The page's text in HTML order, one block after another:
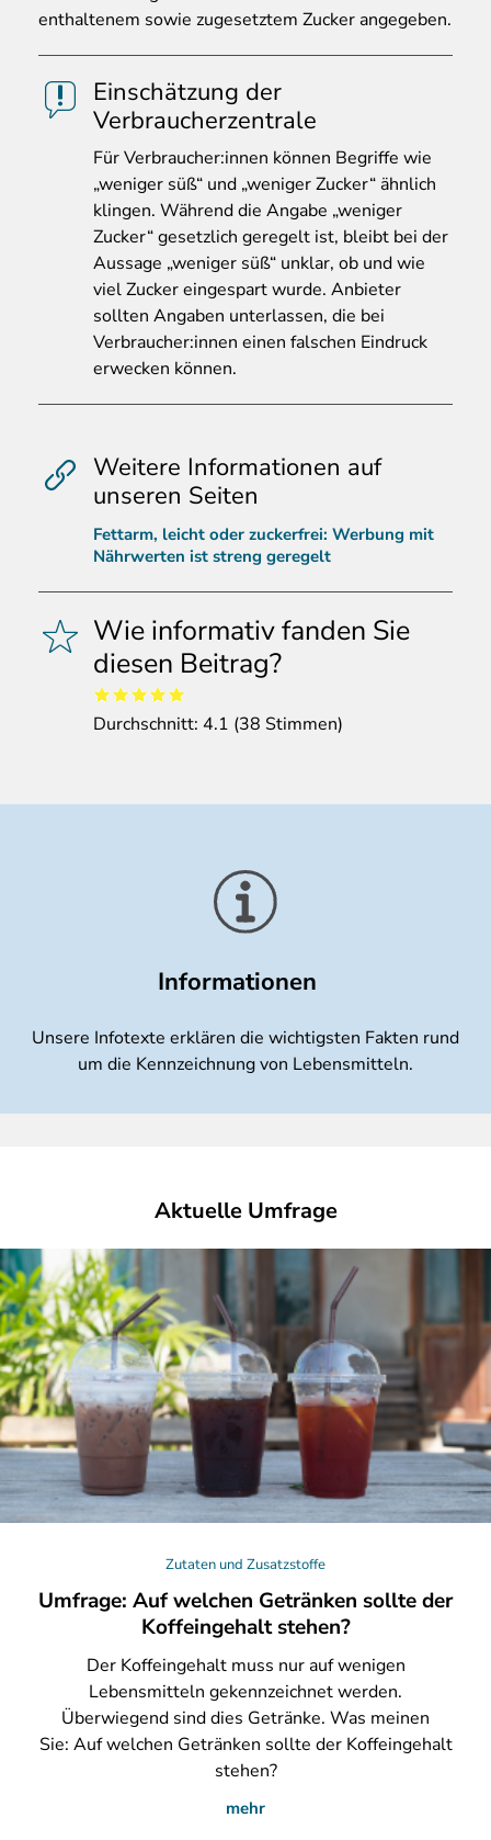
enthaltenem sowie zugesetztem Zucker angegeben.
Einschätzung der
Verbraucherzentrale
Für Verbraucher:innen können Begriffe wie
„weniger süß“ und „weniger Zucker“ ähnlich
klingen. Während die Angabe „weniger
Zucker“ gesetzlich geregelt ist, bleibt bei der
Aussage „weniger süß“ unklar, ob und wie
viel Zucker eingespart wurde. Anbieter
sollten Angaben unterlassen, die bei
Verbraucher:innen einen falschen Eindruck
erwecken können.
Weitere Informationen auf
unseren Seiten
Fettarm, leicht oder zuckerfrei: Werbung mit
Nährwerten ist streng geregelt
Wie informativ fanden Sie
diesen Beitrag?
Durchschnitt: 4.1 (38 Stimmen)
Informationen
Unsere Infotexte erklären die wichtigsten Fakten rund
um die Kennzeichnung von Lebensmitteln.
Aktuelle Umfrage
Zutaten und Zusatzstoffe
Umfrage: Auf welchen Getränken sollte der
Koffeingehalt stehen?
DerKoffeingehalt muss nur auf wenigen
Lebensmitteln gekennzeichnet werden.
Überwiegend sind dies Getränke. Was meinen
Sie: Auf welchen Getränken sollte der Koffeingehalt
stehen?
mehr